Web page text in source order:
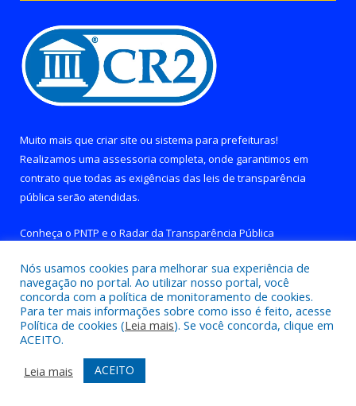
Muito mais que criar site ou sistema para prefeituras!
Realizamos uma assessoria completa, onde garantimos em
contrato que todas as exigências das leis de transparência
pública serão atendidas.
Conheça o PNTP e o Radar da Transparência Pública
Todos os direitos reservados a Prefeitura de Brejo Grande do
Araguaia.
Mapa do Site
Acessar Área Administrativa
Acessar Webmail
Nós usamos cookies para melhorar sua experiência de
navegação no portal. Ao utilizar nosso portal, você
concorda com a política de monitoramento de cookies.
Para ter mais informações sobre como isso é feito, acesse
Política de cookies (Leia mais). Se você concorda, clique em
ACEITO.
Leia mais
ACEITO